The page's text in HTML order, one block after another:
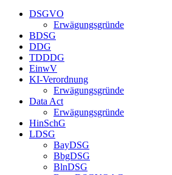
DSGVO
Erwägungsgründe
BDSG
DDG
TDDDG
EinwV
KI-Verordnung
Erwägungsgründe
Data Act
Erwägungsgründe
HinSchG
LDSG
BayDSG
BbgDSG
BlnDSG